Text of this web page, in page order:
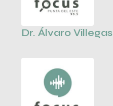
Dr. Álvaro Villegas